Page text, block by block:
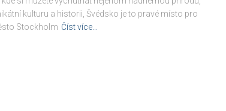
kulturu a historii, Švédsko je to pravé místo pro
Stockholm Číst více…